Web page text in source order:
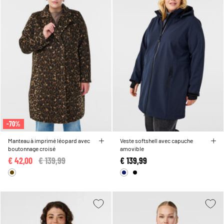
-70%
Manteau à imprimé léopard avec
boutonnage croisé
Price reduced from
€ 139,99
€ 42,00
Veste softshell avec capuche
amovible
€ 139,99